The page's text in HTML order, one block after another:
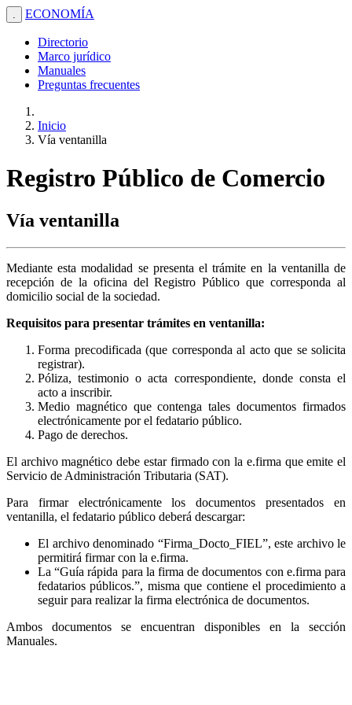
. ECONOMÍA
Directorio
Marco jurídico
Manuales
Preguntas frecuentes
Inicio
Vía ventanilla
Registro Público de Comercio
Vía ventanilla
Mediante esta modalidad se presenta el trámite en la ventanilla de
recepción de la oficina del Registro Público que corresponda al
domicilio social de la sociedad.
Requisitos para presentar trámites en ventanilla:
Forma precodificada (que corresponda al acto que se solicita
registrar).
Póliza, testimonio o acta correspondiente, donde consta el
acto a inscribir.
Medio magnético que contenga tales documentos firmados
electrónicamente por el fedatario público.
Pago de derechos.
El archivo magnético debe estar firmado con la e.firma que emite el
Servicio de Administración Tributaria (SAT).
Para firmar electrónicamente los documentos presentados en
ventanilla, el fedatario público deberá descargar:
El archivo denominado “Firma_Docto_FIEL”, este archivo le
permitirá firmar con la e.firma.
La “Guía rápida para la firma de documentos con e.firma para
fedatarios públicos.”, misma que contiene el procedimiento a
seguir para realizar la firma electrónica de documentos.
Ambos documentos se encuentran disponibles en la sección
Manuales.